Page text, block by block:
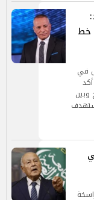
خط
في
وبين